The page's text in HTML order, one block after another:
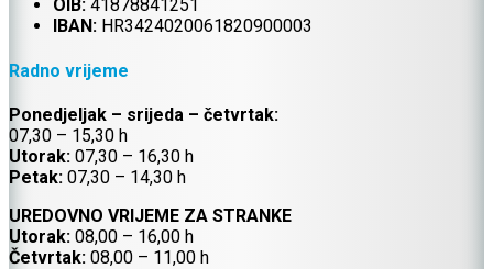
OIB: 41878841251
IBAN: HR3424020061820900003
Radno vrijeme
Ponedjeljak – srijeda – četvrtak:
07,30 – 15,30 h
Utorak: 07,30 – 16,30 h
Petak: 07,30 – 14,30 h
UREDOVNO VRIJEME ZA STRANKE
Utorak: 08,00 – 16,00 h
Četvrtak: 08,00 – 11,00 h